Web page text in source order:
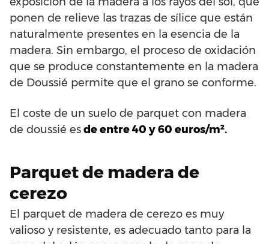
ponen de relieve las trazas de sílice que están
naturalmente presentes en la esencia de la
madera. Sin embargo, el proceso de oxidación
que se produce constantemente en la madera
de Doussié permite que el grano se conforme.
El coste de un suelo de parquet con madera
de doussié esde entre 40 y 60 euros/m².
Parquet de madera de
cerezo
El parquet de madera de cerezo es muy
valioso y resistente, es adecuado tanto para la